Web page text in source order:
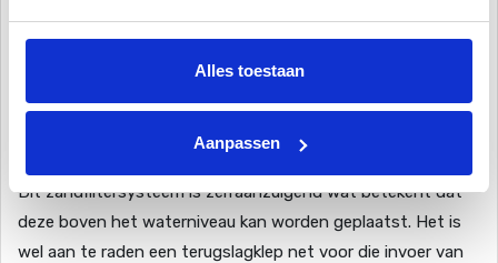
Alles toestaan
Aanpassen
heldere kleur heeft gekregen.
Let op!
32/38 mm flexibele slang of 50 mm PVC
Dit zandfiltersysteem is zelfaanzuigend wat betekent dat
deze boven het waterniveau kan worden geplaatst. Het is
wel aan te raden een terugslagklep net voor die invoer van